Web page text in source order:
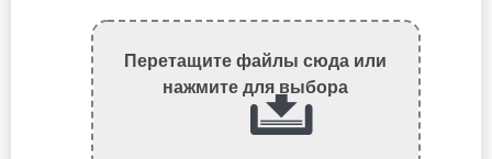
Перетащите файлы сюда или
нажмите для выбора